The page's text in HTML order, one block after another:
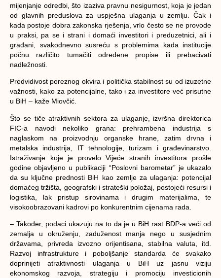
mijenjanje odredbi, što izaziva pravnu nesigurnost, koja je jedan
od glavnih preduslova za uspješna ulaganja u zemlju. Čak i
kada postoje dobra zakonska rješenja, vrlo često se ne provode
u praksi, pa se i strani i domaći investitori i preduzetnici, ali i
građani, svakodnevno susreću s problemima kada institucije
počnu različito tumačiti određene propise ili prebacivati
nadležnosti.
Predvidivost poreznog okvira i politička stabilnost su od izuzetne
važnosti, kako za potencijalne, tako i za investitore već prisutne
u BiH – kaže Miovčić.
Što se tiče atraktivnih sektora za ulaganje, izvršna direktorica
FIC-a navodi nekoliko grana: prehrambena industrija s
naglaskom na proizvodnju organske hrane, zatim drvna i
metalska industrija, IT tehnologije, turizam i građevinarstvo.
Istraživanje koje je provelo Vijeće stranih investitora prošle
godine objavljeno u publikaciji “Poslovni barometar” je ukazalo
da su ključne prednosti BiH kao zemlje za ulaganja: potencijal
domaćeg tržišta, geografski i strateški položaj, postojeći resursi i
logistika, lak pristup sirovinama i drugim materijalima, te
visokoobrazovani kadrovi po konkurentnim cijenama rada.
– Također, podaci ukazuju na to da je u BiH rast BDP-a veći od
zemalja u okruženju, zaduženost manja nego u susjednim
državama, privreda izvozno orijentisana, stabilna valuta, itd.
Razvoj infrastrukture i poboljšanje standarda će svakako
doprinijeti atraktivnosti ulaganja u BiH uz jasnu viziju
ekonomskog razvoja, strategiju i promociju investicionih